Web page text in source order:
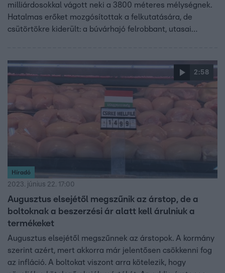
milliárdosokkal vágott neki a 3800 méteres mélységnek.
Hatalmas erőket mozgósítottak a felkutatására, de
csütörtökre kiderült: a búvárhajó felrobbant, utasai
nyakára esett. A lány csodálatos gyógyulását a Fókusz
mutatta be, ahogyan azt is, hogyan állt újra színpadra
súlyos betegsége után Gálvölgyi János. És fontos
bejelentést tett a kormány: augusztustól véget ér az
árstop, megszűnik az általános csok, a 30 feletti nők
pedig búcsút inthetnek a babavárónak. A hét
legfontosabb videóiból válogattunk.
2:58
Híradó
2023. június 22. 17:00
Augusztus elsejétől megszűnik az árstop, de a
boltoknak a beszerzési ár alatt kell árulniuk a
termékeket
Augusztus elsejétől megszűnnek az árstopok. A kormány
szerint azért, mert akkorra már jelentősen csökkenni fog
az infláció. A boltokat viszont arra kötelezik, hogy